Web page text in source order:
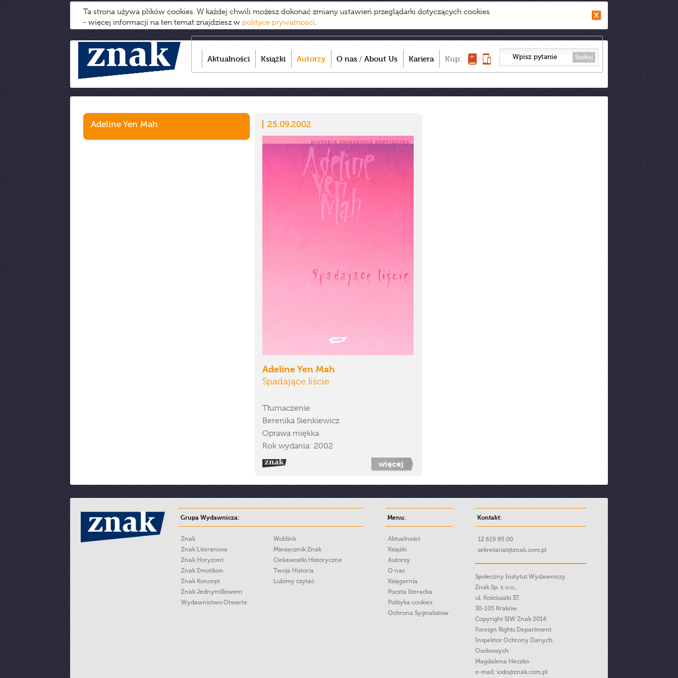
Ta strona używa plików cookies. W każdej chwili możesz dokonać zmiany ustawień przeglądarki dotyczących cookies
- więcej informacji na ten temat znajdziesz w polityce prywatności.
Aktualności Książki Autorzy O nas / About Us Kariera Kup: Szukaj
Adeline Yen Mah 25.09.2002
Adeline Yen Mah
Spadające liście
Tłumaczenie
Berenika Sienkiewicz
Oprawa miękka
Rok wydania: 2002
więcej
Grupa Wydawnicza:
Znak
Znak Literanova
Znak Horyzont
Znak Emotikon
Znak Koncept
Znak JednymSłowem
Wydawnictwo Otwarte
Woblink
Miesięcznik Znak
Ciekawostki Historyczne
Twoja Historia
Lubimy czytać
Menu:
Aktualności
Książki
Autorzy
O nas
Księgarnia
Poczta literacka
Polityka cookies
Ochrona Sygnalistow
Kontakt:
12 619 95 00
sekretariat@znak.com.pl
Społeczny Instytut Wydawniczy
Znak Sp. z o.o.,
ul. Kościuszki 37,
30-105 Kraków
Copyright SIW Znak 2014
Foreign Rights Department
Inspektor Ochrony Danych
Osobowych
Magdalena Heczko
e-mail: iodo@znak.com.pl